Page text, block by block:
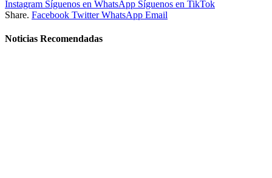
Instagram Síguenos en WhatsApp Síguenos en TikTok
Share. Facebook Twitter WhatsApp Email
Noticias Recomendadas